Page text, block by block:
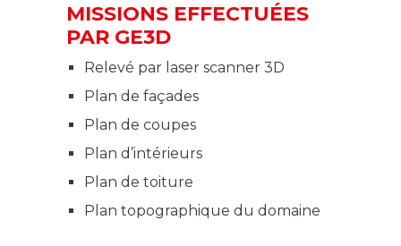
MISSIONS EFFECTUÉES
PAR GE3D
Relevé par laser scanner 3D
Plan de façades
Plan de coupes
Plan d’intérieurs
Plan de toiture
Plan topographique du domaine